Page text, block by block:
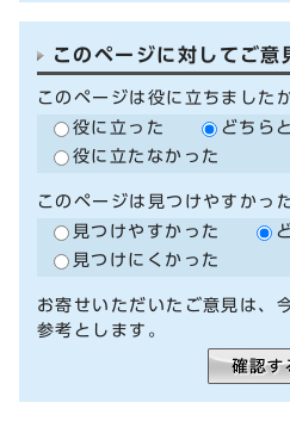
このページに対してご意
このページは役に立ちました
役に立った
どちら
役に立たなかった
このページは見つけやすかっ
見つけやすかった
見つけにくかった
お寄せいただいたご意見は、
参考とします。